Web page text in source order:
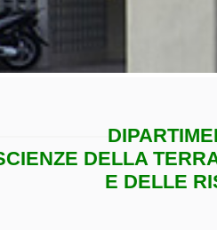
DELLA
E DELLE